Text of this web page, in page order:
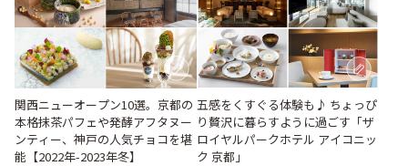
関西ニューオープン10選。京都の
本格抹茶パフェや発酵アフタヌー
ンティー、神戸の人気チョコを堪
能【2022年-2023年冬】
五感をくすぐる体験も♪ ちょっぴ
り贅沢に暮らすように過ごす「ザ
ロイヤルパークホテル アイコニッ
ク 京都」